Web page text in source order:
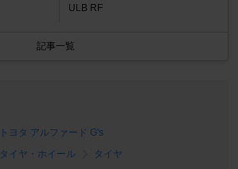
ULB RF
記事一覧
トヨタ アルファード G's
タイヤ・ホイール
タイヤ